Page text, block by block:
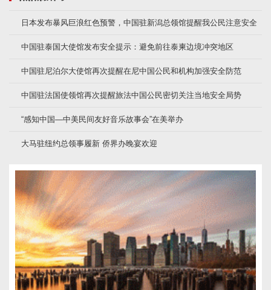
日本发布暴风巨浪红色预警，中国驻新潟总领馆提醒我公民注意安全
中国驻泰国大使馆发布安全提示：避免前往泰柬边境冲突地区
中国驻尼泊尔大使馆再次提醒在尼中国公民和机构加强安全防范
中国驻法国使领馆再次提醒旅法中国公民密切关注当地安全局势
“感知中国—中美民间友好音乐故事会”在美举办
大马驻纽约总领事履新 侨界办晚宴欢迎